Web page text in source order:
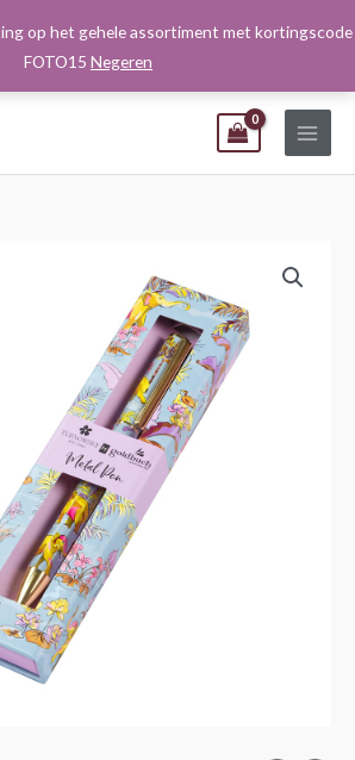
op het gehele assortiment met kortingscode
FOTO15 Negeren